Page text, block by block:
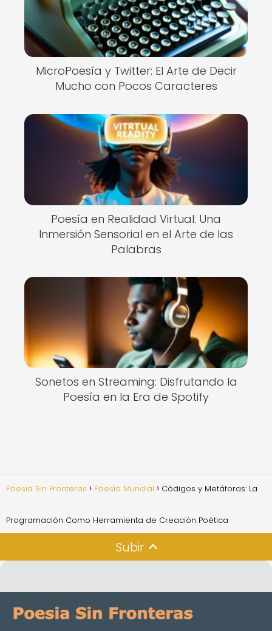
MicroPoesía y Twitter: El Arte de Decir
Mucho con Pocos Caracteres
Poesía en Realidad Virtual: Una
Inmersión Sensorial en el Arte de las
Palabras
Sonetos en Streaming: Disfrutando la
Poesía en la Era de Spotify
Poesia Sin Fronteras Poesía Mundial Códigos y Metáforas: La
Programación Como Herramienta de Creación Poética
Subir